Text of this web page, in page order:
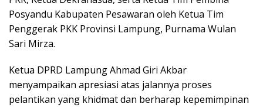
Posyandu Kabupaten Pesawaran oleh Ketua Tim
Penggerak PKK Provinsi Lampung, Purnama Wulan
Sari Mirza.
Ketua DPRD Lampung Ahmad Giri Akbar
menyampaikan apresiasi atas jalannya proses
pelantikan yang khidmat dan berharap kepemimpinan